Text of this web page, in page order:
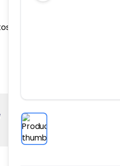
,Combo De Alimentos 1